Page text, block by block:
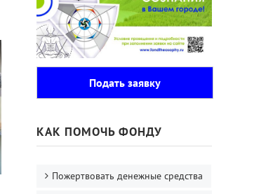
Подать заявку
КАК ПОМОЧЬ ФОНДУ
Пожертвовать денежные средства